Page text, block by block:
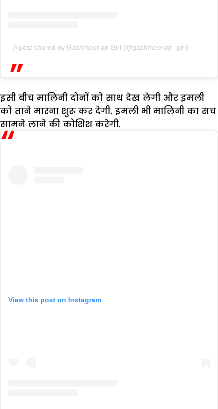
A post shared by Gashmeerian Girl (@gashmeerian_girl)
इसी बीच मालिनी दोनों को साथ देख लेगी और इमली
को ताने मारना शुरू कर देगी. इमली भी मालिनी का सच
सामने लाने की कोशिश करेगी.
View this post on Instagram